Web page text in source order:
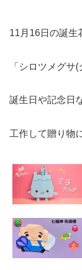
11月16日の誕生
「シロツメグサ
誕生日や記念日
工作して贈り物